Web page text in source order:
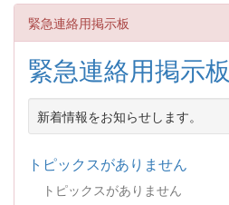
緊急連絡用掲示板
緊急連絡用掲示板
新着情報をお知らせします。
トピックスがありません
トピックスがありません